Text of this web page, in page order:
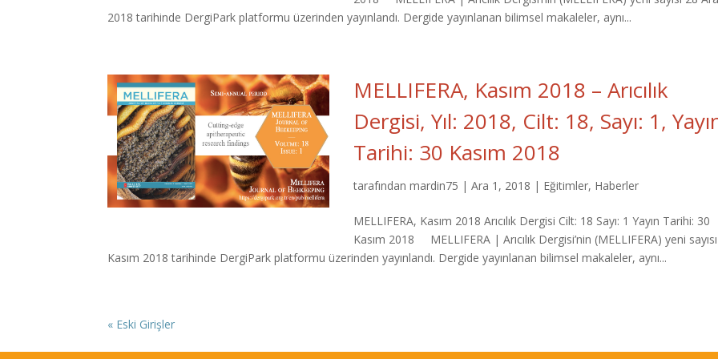
2018 tarihinde DergiPark platformu üzerinden yayınlandı. Dergide yayınlanan bilimsel makaleler, aynı...
MELLIFERA, Kasım 2018 – Arıcılık
Dergisi, Yıl: 2018, Cilt: 18, Sayı: 1,
Tarihi: 30 Kasım 2018
tarafındanmardin75 |Ara 1, 2018 | Eğitimler, Haberler
MELLIFERA, Kasım 2018 Arıcılık Dergisi Cilt: 18 Sayı: 1 Yayın Tarihi: 30
Kasım 2018 MELLIFERA | Arıcılık Dergisi’nin (MELLIFERA) yeni
Kasım 2018 tarihinde DergiPark platformu üzerinden yayınlandı. Dergide yayınlanan bilimsel makaleler, aynı...
« Eski Girişler